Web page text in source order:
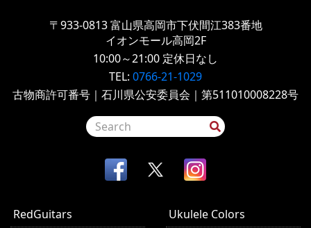
〒933-0813 富山県高岡市下伏間江383番地
イオンモール高岡2F
10:00～21:00 定休日なし
TEL: 0766-21-1029
古物商許可番号｜石川県公安委員会｜第511010008228号
RedGuitars Ukulele Colors